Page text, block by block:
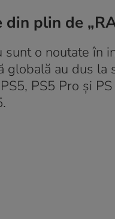
din plin de
o noutate în
globală au dus
PS5 Pro și